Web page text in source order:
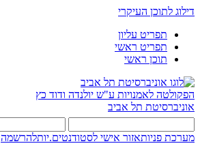
דילוג לתוכן העיקרי
תפריט עליון
תפריט ראשי
תוכן ראשי
הפקולטה לאמנויות ע"ש יולנדה ודוד כץ
אוניברסיטת תל אביב
מערכת פניותאזור אישי לסטודנטים.יותלהרשמה